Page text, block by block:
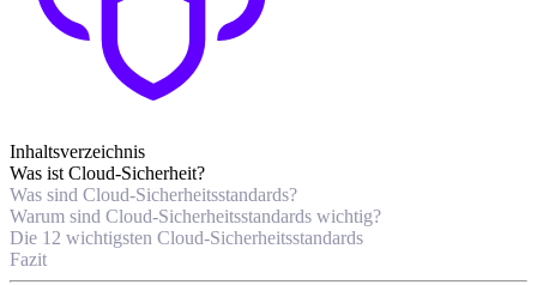
Inhaltsverzeichnis
Was ist Cloud-Sicherheit?
Was sind Cloud-Sicherheitsstandards?
Warum sind Cloud-Sicherheitsstandards wichtig?
Die 12 wichtigsten Cloud-Sicherheitsstandards
Fazit